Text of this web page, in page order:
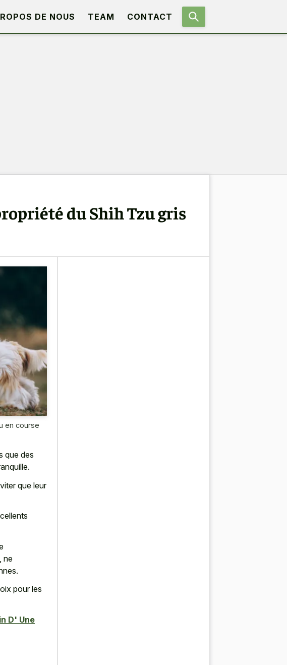
DE NOUS TEAM CONTACT
du Shih Tzu gris
en course
que des
que leur
ne
pour les
D' Une